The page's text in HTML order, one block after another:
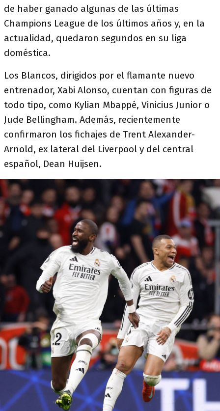
de haber ganado algunas de las últimas
Champions League de los últimos años y, en la
actualidad, quedaron segundos en su liga
doméstica.
Los Blancos, dirigidos por el flamante nuevo
entrenador, Xabi Alonso, cuentan con figuras de
todo tipo, como Kylian Mbappé, Vinicius Junior o
Jude Bellingham. Además, recientemente
confirmaron los fichajes de Trent Alexander-
Arnold, ex lateral del Liverpool y del central
español, Dean Huijsen.